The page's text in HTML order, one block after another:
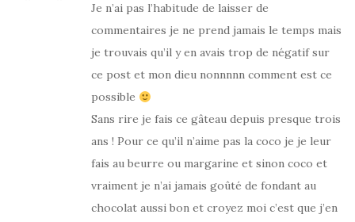
Je n’ai pas l’habitude de laisser de
commentaires je ne prend jamais le temps mais
je trouvais qu’il y en avais trop de négatif sur
ce post et mon dieu nonnnnn comment est ce
possible
Sans rire je fais ce gâteau depuis presque trois
ans ! Pour ce qu’il n’aime pas la coco je je leur
fais au beurre ou margarine et sinon coco et
vraiment je n’ai jamais goûté de fondant au
chocolat aussi bon et croyez moi c’est que j’en